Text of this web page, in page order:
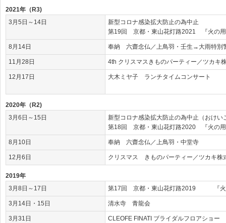
2021年（R3)
3月5日～14日
新型コロナ感染拡大防止の為中止
第19回 京都・東山花灯路2021 『火の用
8月14日 奉納 六齋念仏／上鳥羽・壬生→大雨特別
11月28日 4th クリスマスきものパーティー／ツカキ
12月17日 大木ミヤ子 ランチタイムコンサート
2020年（R2)
3月6日～15日
新型コロナ感染拡大防止の為中止（おけい
第18回 京都・東山花灯路2020 『火の用
8月10日 奉納 六齋念仏／上鳥羽・中堂寺
12月6日 クリスマス きものパーティー／ツカキ株
2019年
3月8日～17日
第17回 京都・東山花灯路2019 『火
3月14日・15日 清水寺 青龍会
3月31日 CLEOFE FINATI ブライダルフロアショ